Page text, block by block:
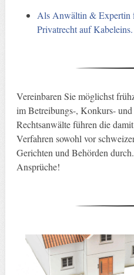
Als Anwältin & Expertin
Privatrecht auf Kabeleins.
Vereinbaren Sie möglichst
im Betreibungs-, Konkurs- und
Rechtsanwälte führen die
Verfahren sowohl vor
Gerichten und Behörden
Ansprüche!